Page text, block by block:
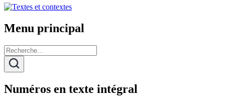
Menu principal
Numéros en texte intégral